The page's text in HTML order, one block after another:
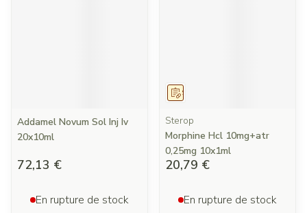
Addamel Novum Sol Inj Iv
20x10ml
72,13 €
En rupture de stock
Sur prescription
Sterop
Morphine Hcl 10mg+atr
0,25mg 10x1ml
20,79 €
En rupture de stock